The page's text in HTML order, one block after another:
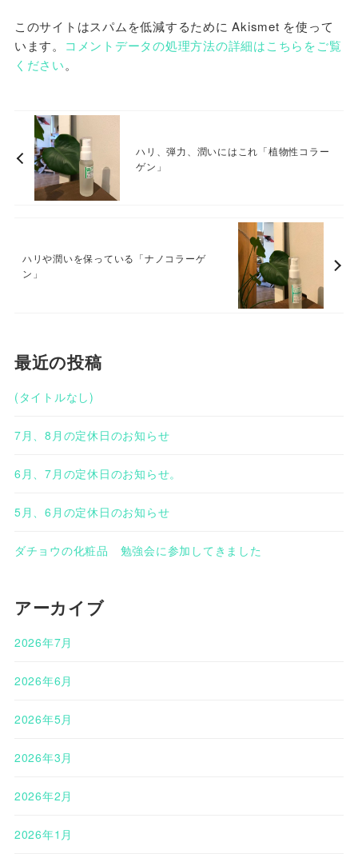
このサイトはスパムを低減するために Akismet を使って
います。 コメントデータの処理方法の詳細はこちらをご覧
ください。
ハリ、弾力、潤いにはこれ「植物性コラー
ゲン」
ハリや潤いを保っている「ナノコラーゲ
ン」
最近の投稿
(タイトルなし)
7月、8月の定休日のお知らせ
6月、7月の定休日のお知らせ。
5月、6月の定休日のお知らせ
ダチョウの化粧品 勉強会に参加してきました
アーカイブ
2026年7月
2026年6月
2026年5月
2026年3月
2026年2月
2026年1月